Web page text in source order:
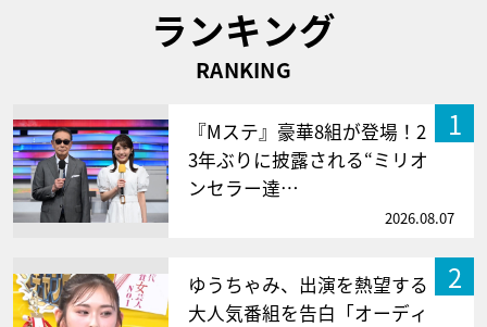
ランキング
RANKING
1
『Mステ』豪華8組が登場！2
3年ぶりに披露される“ミリオ
ンセラー達…
2026.08.07
2
ゆうちゃみ、出演を熱望する
大人気番組を告白「オーディ